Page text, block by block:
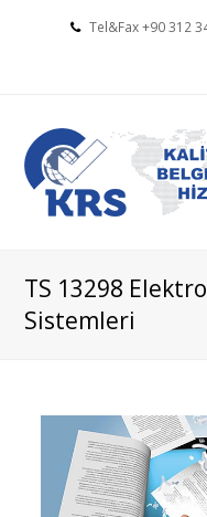
Tel&Fax +90 312
TS 13298
Sistemleri